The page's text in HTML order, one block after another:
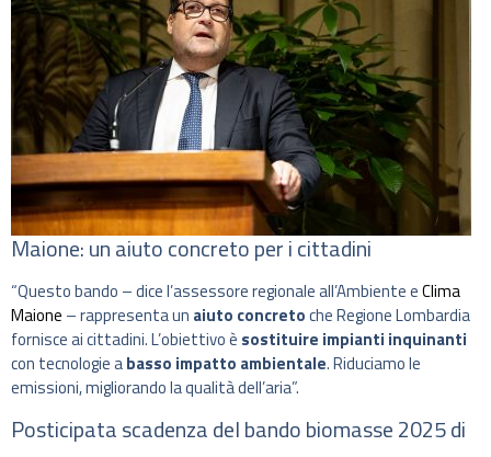
Maione: un aiuto concreto per i cittadini
“Questo bando – dice l’assessore regionale all’Ambiente eClima
Maione – rappresenta un aiuto concretoche Regione Lombardia
fornisce ai cittadini. L’obiettivo è sostituire impianti inquinanti
con tecnologie abasso impatto ambientale. Riduciamo le
emissioni, migliorando la qualità dell’aria”.
Posticipata scadenza del bando biomasse 2025 di